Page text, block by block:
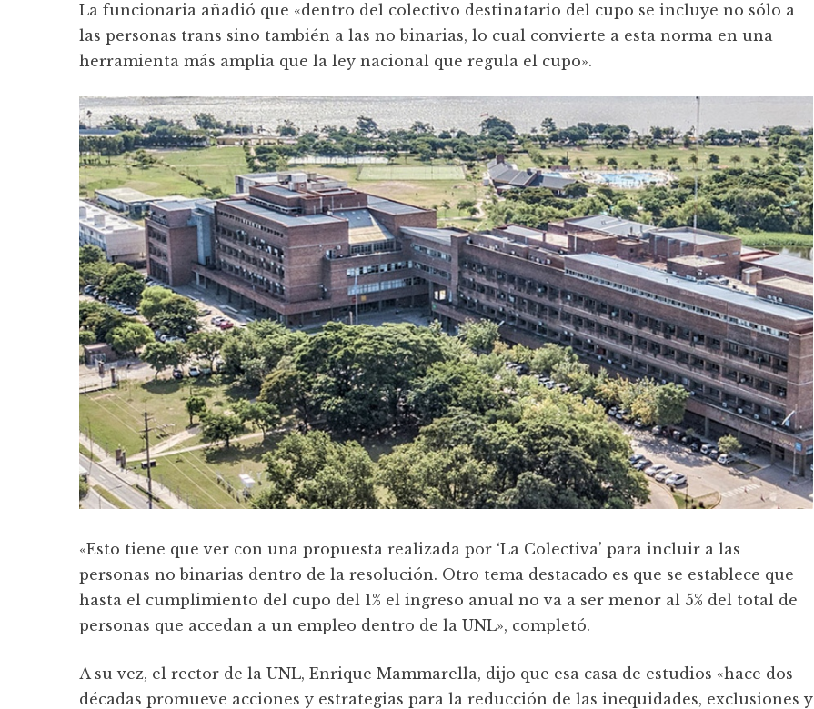
La funcionaria añadió que «dentro del colectivo destinatario del cupo se incluye no sólo a
las personas trans sino también a las no binarias, lo cual convierte a esta norma en una
herramienta más amplia que la ley nacional que regula el cupo».
«Esto tiene que ver con una propuesta realizada por ‘La Colectiva’ para incluir a las
personas no binarias dentro de la resolución. Otro tema destacado es que se establece que
hasta el cumplimiento del cupo del 1% el ingreso anual no va a ser menor al 5% del total de
personas que accedan a un empleo dentro de la UNL», completó.
A su vez, el rector de la UNL, Enrique Mammarella, dijo que esa casa de estudios «hace dos
décadas promueve acciones y estrategias para la reducción de las inequidades, exclusiones y